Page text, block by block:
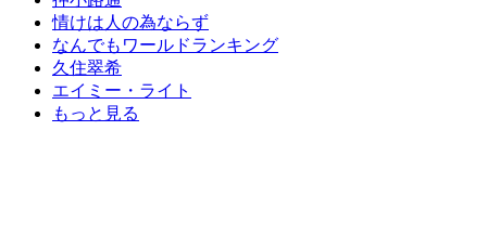
情けは人の為ならず
なんでもワールドランキング
久住翠希
エイミー・ライト
もっと見る